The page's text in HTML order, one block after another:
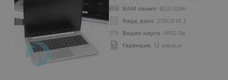
RAM памет: 8GB DDR4
Хард диск: 256GB M.2 NVMe SSD
Видео карта: AMD Radeon RX 540
Гаранция: 12 месеца